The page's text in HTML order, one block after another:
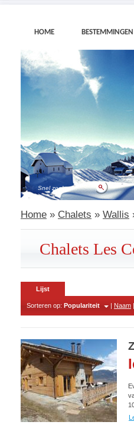
HOME BESTEMMINGEN
Home » Chalets » Wallis
Chalets Les
Lijst
Sorteren op: Populariteit | Naam |